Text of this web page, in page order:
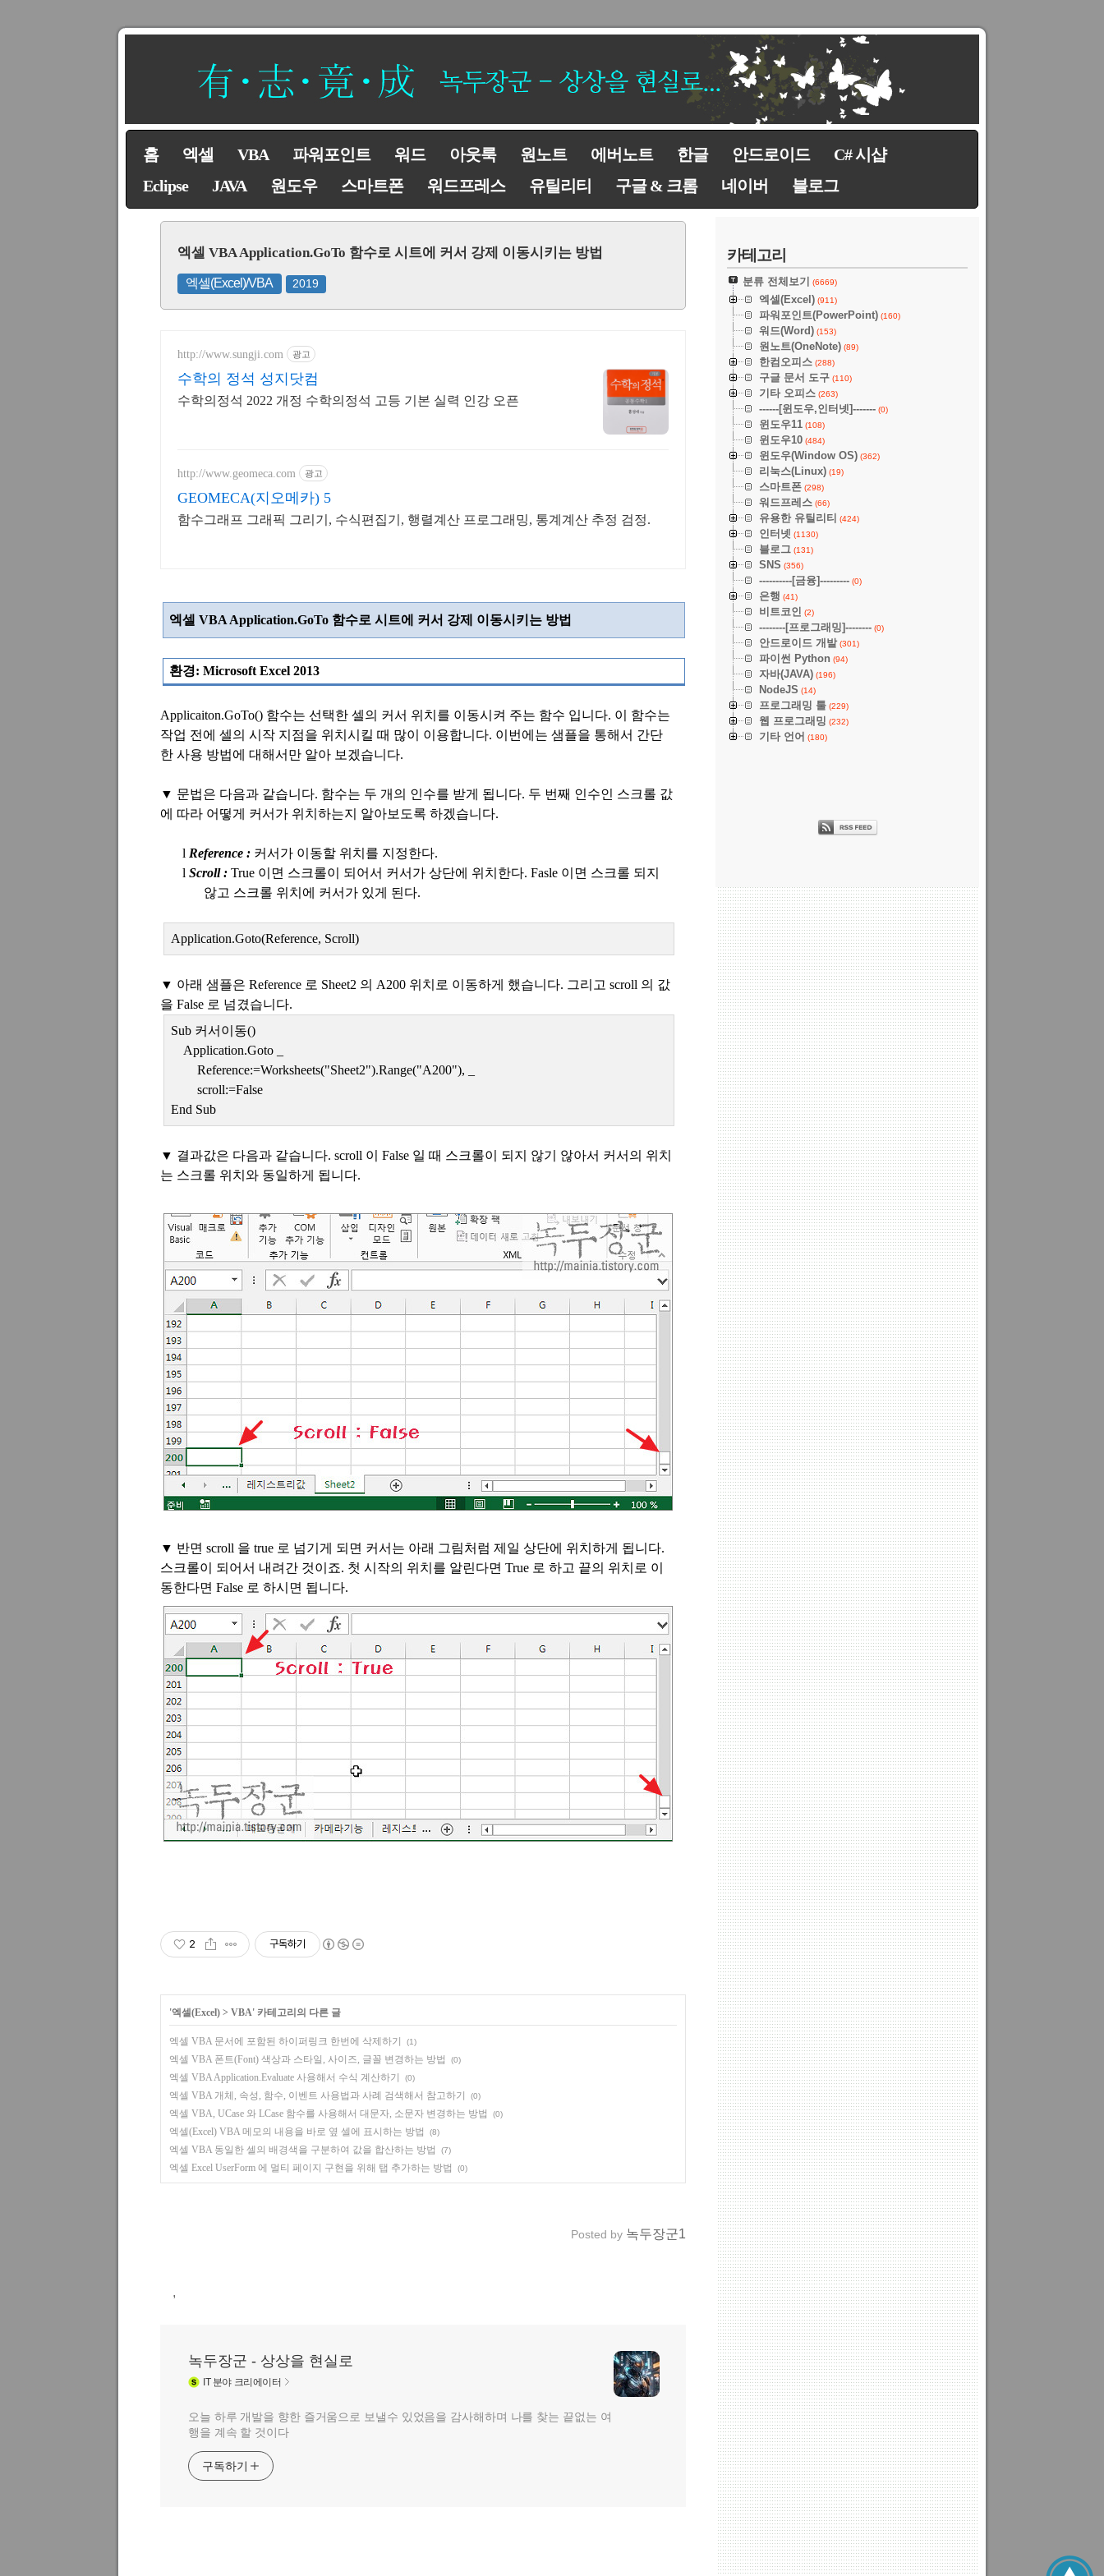
홈 엑셀 VBA 파워포인트 워드 아웃룩 원노트 에버노트 한글 안드로이드
C# 시샵
Eclipse
JAVA 원도우 스마트폰 워드프레스 유틸리티 구글 & 크롬 네이버 블로그
엑셀 VBA Application.GoTo 함수로 시트에 커서 강제 이동시키는 방법
엑셀(Excel)/VBA 2019
http://www.sungji.com 광고
수학의 정석 성지닷컴
수학의정석 2022 개정 수학의정석 고등 기본 실력 인강 오픈
http://www.geomeca.com 광고
GEOMECA(지오메카) 5
함수그래프 그래픽 그리기, 수식편집기, 행렬계산 프로그래밍, 통계계산 추정 검정.
엑셀 VBA Application.GoTo 함수로 시트에 커서 강제 이동시키는 방법
환경: Microsoft Excel 2013
Applicaiton.GoTo() 함수는 선택한 셀의 커서 위치를 이동시켜 주는 함수 입니다. 이 함수는
작업 전에 셀의 시작 지점을 위치시킬 때 많이 이용합니다. 이번에는 샘플을 통해서 간단
한 사용 방법에 대해서만 알아 보겠습니다.
▼ 문법은 다음과 같습니다. 함수는 두 개의 인수를 받게 됩니다. 두 번째 인수인 스크롤 값
에 따라 어떻게 커서가 위치하는지 알아보도록 하겠습니다.
l Reference : 커서가 이동할 위치를 지정한다.
l Scroll :True 이면 스크롤이 되어서 커서가 상단에 위치한다. Fasle 이면 스크롤 되지
않고 스크롤 위치에 커서가 있게 된다.
Application.Goto(Reference, Scroll)
▼ 아래 샘플은 Reference 로 Sheet2 의 A200 위치로 이동하게 했습니다. 그리고 scroll 의 값
을 False 로 넘겼습니다.
Sub 커서이동()
Application.Goto _
Reference:=Worksheets("Sheet2").Range("A200"), _
scroll:=False
End Sub
▼ 결과값은 다음과 같습니다. scroll 이 False 일 때 스크롤이 되지 않기 않아서 커서의 위치
는 스크롤 위치와 동일하게 됩니다.
▼ 반면 scroll 을 true 로 넘기게 되면 커서는 아래 그림처럼 제일 상단에 위치하게 됩니다.
스크롤이 되어서 내려간 것이죠. 첫 시작의 위치를 알린다면 True 로 하고 끝의 위치로 이
동한다면 False 로 하시면 됩니다.
2 구독하기
'엑셀(Excel) > VBA' 카테고리의 다른 글
엑셀 VBA 문서에 포함된 하이퍼링크 한번에 삭제하기 (1)
엑셀 VBA 폰트(Font) 색상과 스타일, 사이즈, 글꼴 변경하는 방법 (0)
엑셀 VBA Application.Evaluate 사용해서 수식 계산하기 (0)
엑셀 VBA 개체, 속성, 함수, 이벤트 사용법과 사례 검색해서 참고하기 (0)
엑셀 VBA, UCase 와 LCase 함수를 사용해서 대문자, 소문자 변경하는 방법 (0)
엑셀(Excel) VBA 메모의 내용을 바로 옆 셀에 표시하는 방법 (8)
엑셀 VBA 동일한 셀의 배경색을 구분하여 값을 합산하는 방법 (7)
엑셀 Excel UserForm 에 멀티 페이지 구현을 위해 탭 추가하는 방법 (0)
Posted by 녹두장군1
,
녹두장군 - 상상을 현실로
IT분야 크리에이터
오늘 하루 개발을 향한 즐거움으로 보낼수 있었음을 감사해하며 나를 찾는 끝없는 여
행을 계속 할 것이다
구독하기
카테고리
분류 전체보기 (6669)
엑셀(Excel) (911)
파워포인트(PowerPoint) (160)
워드(Word) (153)
원노트(OneNote) (89)
한컴오피스 (288)
구글 문서 도구 (110)
기타 오피스 (263)
------[윈도우,인터넷]------- (0)
윈도우11 (108)
윈도우10 (484)
윈도우(Window OS) (362)
리눅스(Linux) (19)
스마트폰 (298)
워드프레스 (66)
유용한 유틸리티 (424)
인터넷 (1130)
블로그 (131)
SNS (356)
----------[금융]--------- (0)
은행 (41)
비트코인 (2)
--------[프로그래밍]-------- (0)
안드로이드 개발(301)
파이썬 Python (94)
자바(JAVA) (196)
NodeJS (14)
프로그래밍 툴 (229)
웹 프로그래밍 (232)
기타 언어 (180)